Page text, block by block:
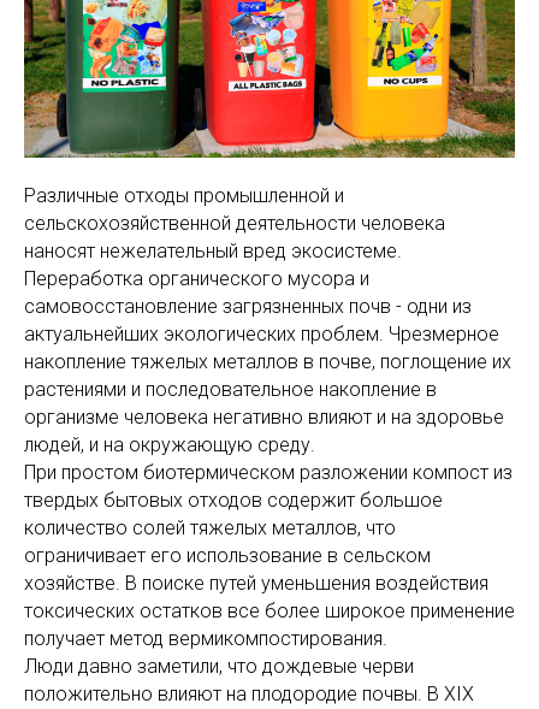
Различные отходы промышленной и
сельскохозяйственной деятельности человека
наносят нежелательный вред экосистеме.
Переработка органического мусора и
самовосстановление загрязненных почв - одни из
актуальнейших экологических проблем. Чрезмерное
накопление тяжелых металлов в почве, поглощение их
растениями и последовательное накопление в
организме человека негативно влияют и на здоровье
людей, и на окружающую среду.
При простом биотермическом разложении компост из
твердых бытовых отходов содержит большое
количество солей тяжелых металлов, что
ограничивает его использование в сельском
хозяйстве. В поиске путей уменьшения воздействия
токсических остатков все более широкое применение
получает метод вермикомпостирования.
Люди давно заметили, что дождевые черви
положительно влияют на плодородие почвы. В XIX